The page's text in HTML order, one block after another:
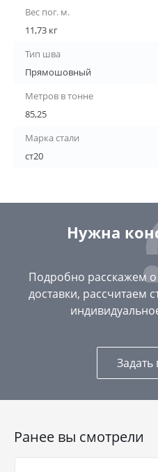
Вес пог. м.
11,73 кг
Тип шва
Прямошовный
Метров в тонне
85,25
Марка стали
ст20
Нужна
Подробно расскажем
доставки, рассчитаем
Задать
Ранее вы смотрели